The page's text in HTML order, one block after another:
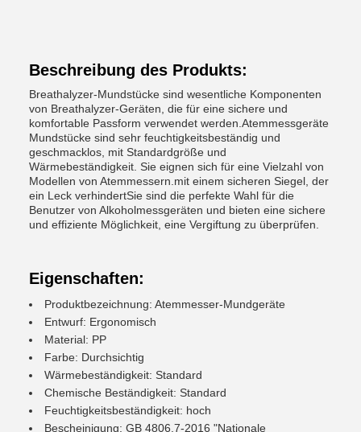
Beschreibung des Produkts:
Breathalyzer-Mundstücke sind wesentliche Komponenten
von Breathalyzer-Geräten, die für eine sichere und
komfortable Passform verwendet werden.Atemmessgeräte
Mundstücke sind sehr feuchtigkeitsbeständig und
geschmacklos, mit Standardgröße und
Wärmebeständigkeit. Sie eignen sich für eine Vielzahl von
Modellen von Atemmessern.mit einem sicheren Siegel, der
ein Leck verhindertSie sind die perfekte Wahl für die
Benutzer von Alkoholmessgeräten und bieten eine sichere
und effiziente Möglichkeit, eine Vergiftung zu überprüfen.
Eigenschaften:
Produktbezeichnung: Atemmesser-Mundgeräte
Entwurf: Ergonomisch
Material: PP
Farbe: Durchsichtig
Wärmebeständigkeit: Standard
Chemische Beständigkeit: Standard
Feuchtigkeitsbeständigkeit: hoch
Bescheinigung: GB 4806.7-2016 "Nationale